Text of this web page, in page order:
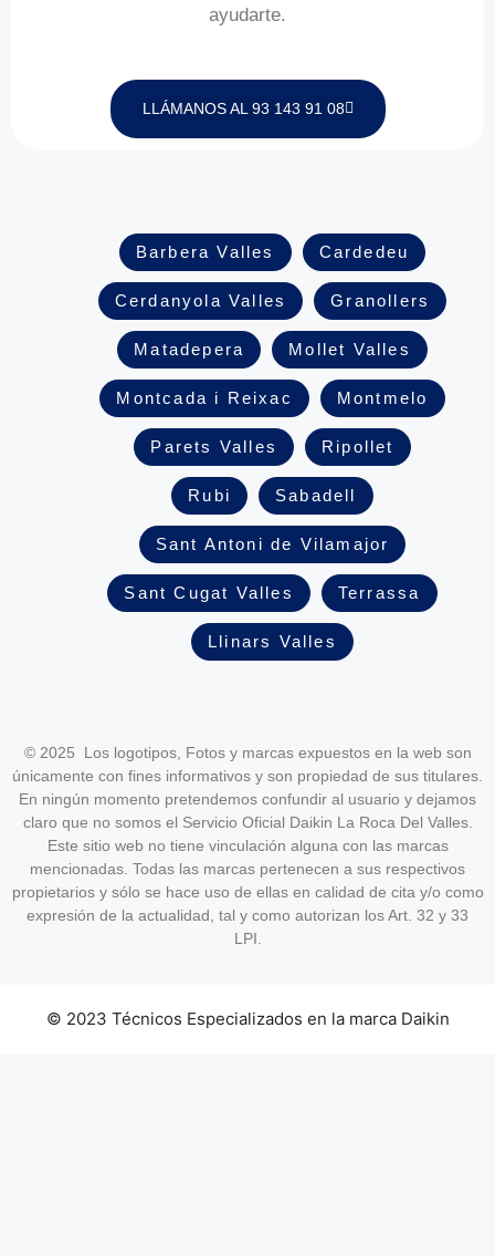
ayudarte.
LLÁMANOS AL 93 143 91 08
Barbera Valles Cardedeu
Cerdanyola Valles Granollers
Matadepera Mollet Valles
Montcada i Reixac Montmelo
Parets Valles Ripollet
Rubi Sabadell
Sant Antoni de Vilamajor
Sant Cugat Valles Terrassa
Llinars Valles
© 2025 Los logotipos, Fotos y marcas expuestos en la web son
únicamente con fines informativos y son propiedad de sus titulares.
En ningún momento pretendemos confundir al usuario y dejamos
claro que no somos el Servicio Oficial Daikin La Roca Del Valles.
Este sitio web no tiene vinculación alguna con las marcas
mencionadas. Todas las marcas pertenecen a sus respectivos
propietarios y sólo se hace uso de ellas en calidad de cita y/o como
expresión de la actualidad, tal y como autorizan los Art. 32 y 33
LPI.
© 2023 Técnicos Especializados en la marca Daikin